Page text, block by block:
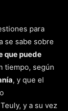
para
se sabe sobre
que puede
tiempo, según
, y que el
y a su vez